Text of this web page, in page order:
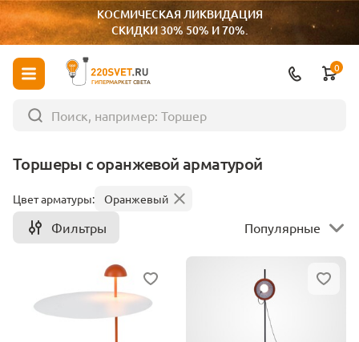
КОСМИЧЕСКАЯ ЛИКВИДАЦИЯ
СКИДКИ 30% 50% И 70%.
ГИПЕРМАРКЕТ СВЕТА
0
Торшеры с оранжевой арматурой
Цвет арматуры: Оранжевый
Фильтры Популярные